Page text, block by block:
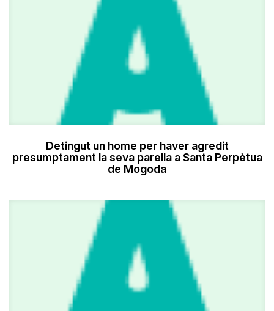
Detingut un home per haver agredit
presumptament la seva parella a Santa Perpètua
de Mogoda